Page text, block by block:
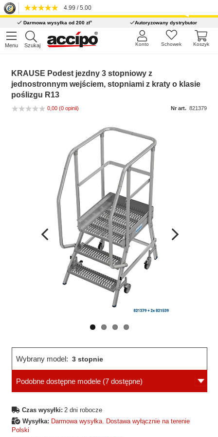
4.99 / 5.00
Darmowa wysyłka od 200 zł* Autoryzowany dystrybutor
Menu Szukaj Koszyk
Schowek
Konto
KRAUSE Podest jezdny 3 stopniowy z
jednostronnym wejściem, stopniami z kraty o klasie
poślizgu R13
0,00 (0 opinii) Nr art. 821379
Wcześniejsza
Wybrany model: 3 stopnie
Podobne dostępne modele (7 dostępne)
Czas wysyłki: 2 dni robocze
Wysyłka: Darmowa wysyłka. Dostawa wyłącznie na terenie
Polski